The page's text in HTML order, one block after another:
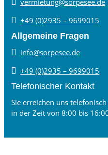
vermietung@sorpesee.de
 +49 (0)2935 – 9699015
Allgemeine Fragen
 info@sorpesee.de
 +49 (0)2935 – 9699015
Telefonischer Kontakt
Sie erreichen uns
in der Zeit von 8:00 bis